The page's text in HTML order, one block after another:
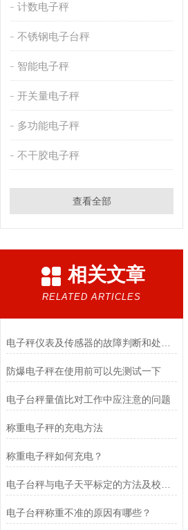
计数电子秤
不锈钢电子台秤
智能电子秤
开关量电子秤
多功能电子秤
不干胶电子秤
查看全部
相关文章
RELATED ARTICLES
防爆电子秤在使用前可以先测试一下
电子台秤量值比对工作中应注意的问题
称重电子秤的充电方法
称重电子秤如何充电？
电子台秤称重不准的原因有哪些？